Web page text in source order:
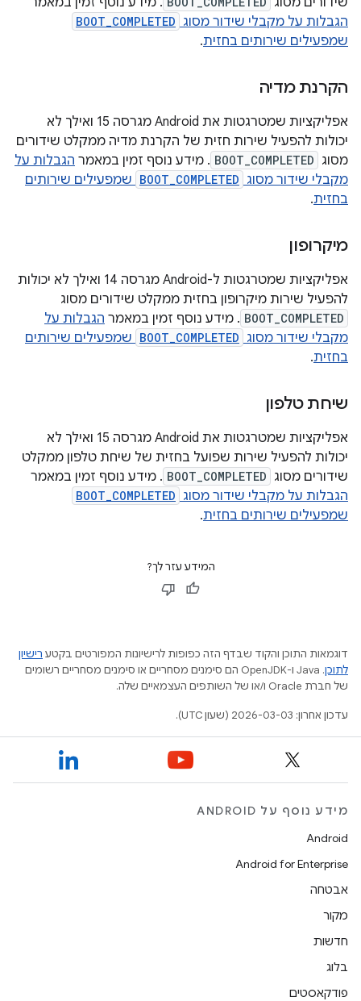
הגבלות על מקבלי שידור מסוג BOOT_COMPLETED
שמפעילים שירותים בחזית.
הקרנת מדיה
אפליקציות שמטרגטות את Android מגרסה 15 ואילך לא
יכולות להפעיל שירות חזית של הקרנת מדיה ממקלט שידורים
מסוג BOOT_COMPLETED . מידע נוסף זמין במאמר הגבלות על
מקבלי שידור מסוג BOOT_COMPLETED שמפעילים שירותים
בחזית.
מיקרופון
אפליקציות שמטרגטות ל-Android מגרסה 14 ואילך לא יכולות
להפעיל שירות מיקרופון בחזית ממקלט שידורים מסוג
BOOT_COMPLETED . מידע נוסף זמין במאמר הגבלות על
מקבלי שידור מסוג BOOT_COMPLETED שמפעילים שירותים
בחזית.
שיחת טלפון
אפליקציות שמטרגטות את Android מגרסה 15 ואילך לא
יכולות להפעיל שירות שפועל בחזית של שיחת טלפון ממקלט
שידורים מסוג BOOT_COMPLETED . מידע נוסף זמין במאמר
הגבלות על מקבלי שידור מסוג BOOT_COMPLETED
שמפעילים שירותים בחזית.
המידע עזר לך?
דוגמאות התוכן והקוד שבדף הזה כפופות לרישיונות המפורטים בקטע רישיון
לתוכן
.‏ Java ו-OpenJDK הם סימנים מסחריים או סימנים מסחריים רשומים
של חברת Oracle ו/או של השותפים העצמאיים שלה.
עדכון אחרון: 2026-03-03 (שעון UTC).
מידע נוסף על ANDROID
Android
Android for Enterprise
אבטחה
מקור
חדשות
בלוג
פודקאסטים